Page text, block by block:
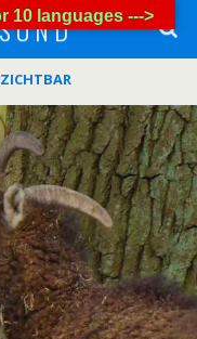
U N D
10 languages --->